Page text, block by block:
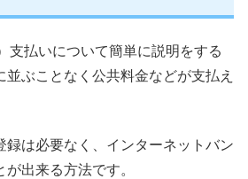
支払いについて簡単に説明をする
並ぶことなく公共料金などが支払え
録は必要なく、インターネットバン
出来る方法です。